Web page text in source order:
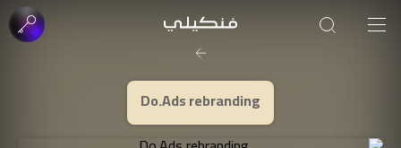
Do.Ads rebranding
صورة الغلاف من فن
SOUFIANE Abid